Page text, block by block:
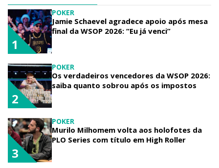
POKER
Jamie Schaevel agradece apoio após mesa
final da WSOP 2026: “Eu já venci”
1
POKER
Os verdadeiros vencedores da WSOP 2026:
saiba quanto sobrou após os impostos
2
POKER
Murilo Milhomem volta aos holofotes da
PLO Series com título em High Roller
3